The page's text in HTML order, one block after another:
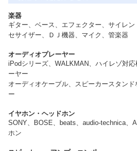
楽器
ギター、ベース、エフェクター、サイレ
セサイザー、ＤＪ機器、マイク、管楽器
オーディオプレーヤー
iPodシリーズ、WALKMAN、ハイレゾ対
ーヤー
オーディオケーブル、スピーカースタン
ー
イヤホン・ヘッドホン
SONY、BOSE、beats、audio-technica、
ホン